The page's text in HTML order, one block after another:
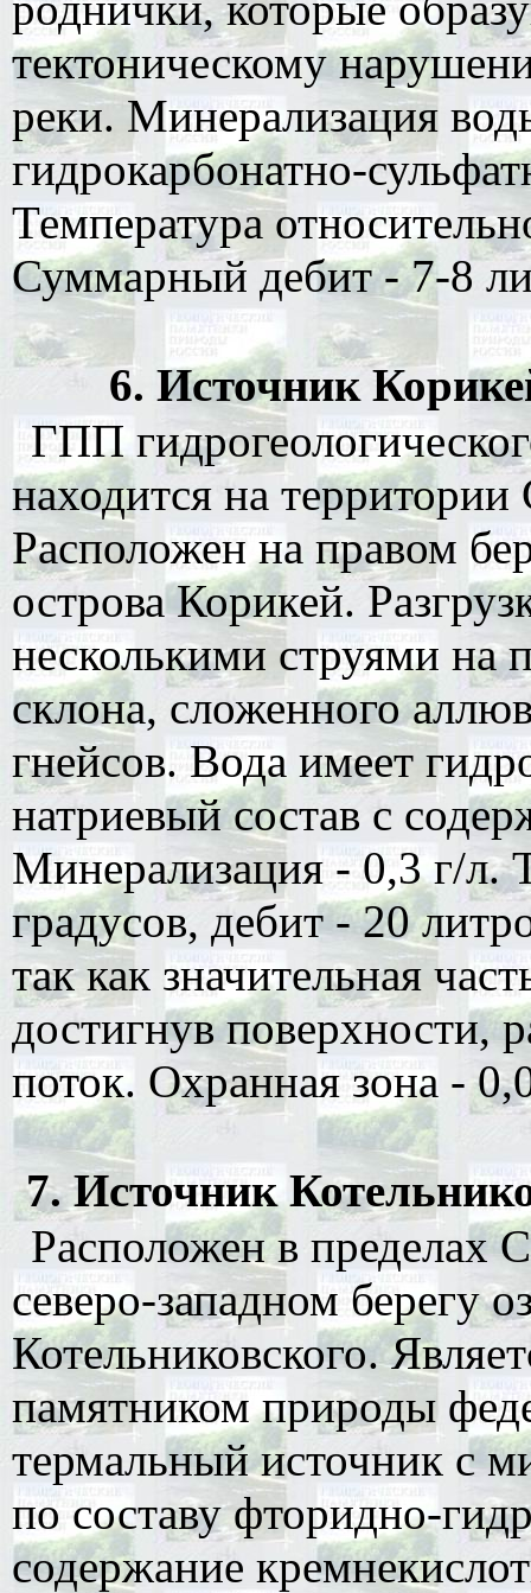
тектоническому
реки. Минерализация
гидрокарбонатно-
Температура
Суммарный дебит - 7-8
6. Источник
ГПП
находится на территории
Расположен на правом
острова Корикей.
несколькими струями
склона, сложенного
гнейсов. Вода имеет
натриевый состав с
Минерализация - 0,3 г/л.
градусов, дебит - 20
так как значительная
достигнув поверхности,
поток. Охранная зона -
7. Источник
Расположен в пределах
северо-западном берегу
Котельниковского.
памятником природы
термальный источник с
по составу фторидно-
содержание